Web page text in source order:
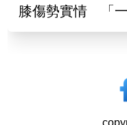
膝傷勢實情 「一